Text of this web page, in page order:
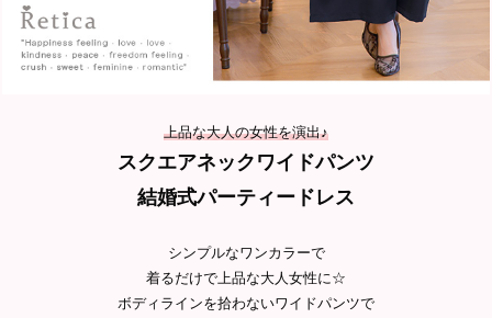
上品な大人の女性を演出♪
スクエアネックワイドパンツ
結婚式パーティードレス
シンプルなワンカラーで
着るだけで上品な大人女性に☆
ボディラインを拾わないワイドパンツで